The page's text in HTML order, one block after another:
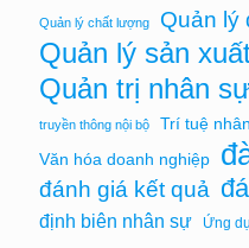
Quản lý chất lượng Quản lý
Quản lý sản
Quản trị nhân
truyền thông nội bộ Trí tuệ
Văn hóa doanh nghiệp
đánh giá kết quả
định biên nhân sự Ứng